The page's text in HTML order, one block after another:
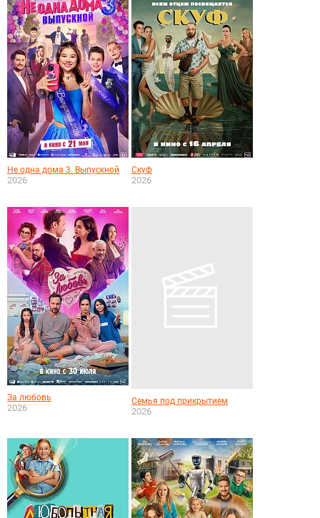
Не одна дома 3. Выпускной
2026
Скуф
2026
За любовь
2026
Семья под прикрытием
2026